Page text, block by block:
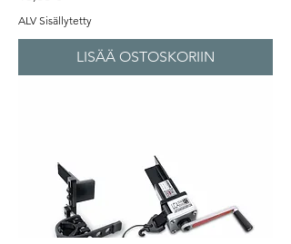
ALV Sisällytetty
LISÄÄ OSTOSKORIIN